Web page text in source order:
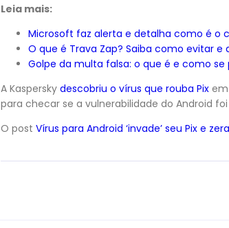
Leia mais:
Microsoft faz alerta e detalha como é o
O que é Trava Zap? Saiba como evitar
Golpe da multa falsa: o que é e como se
A Kaspersky descobriu o vírus que rouba Pix
para checar se a vulnerabilidade do Android
O post Vírus para Android ‘invade’ seu Pix e